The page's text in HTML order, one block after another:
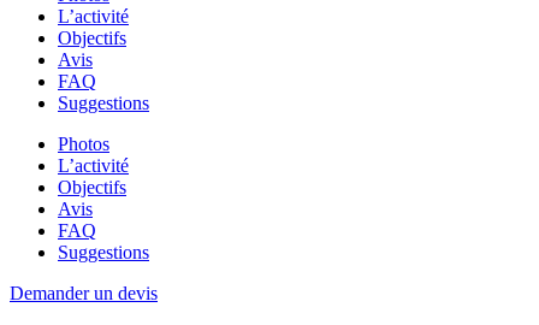
L’activité
Objectifs
Avis
FAQ
Suggestions
Photos
L’activité
Objectifs
Avis
FAQ
Suggestions
Demander un devis